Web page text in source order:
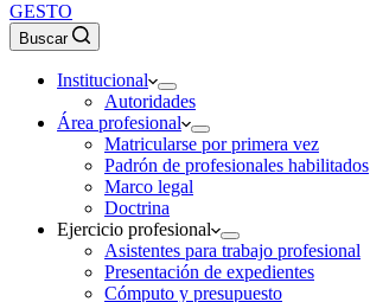
GESTO
Buscar
Institucional
Autoridades
Área profesional
Matricularse por primera vez
Padrón de profesionales habilitados
Marco legal
Doctrina
Ejercicio profesional
Asistentes para trabajo profesional
Presentación de expedientes
Cómputo y presupuesto